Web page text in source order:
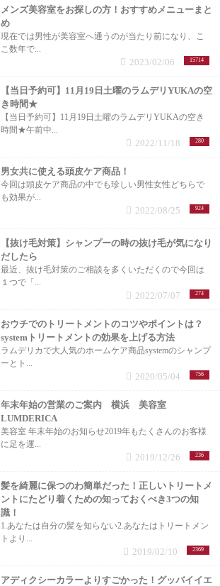
メンズ美容室をお探しの方！おすすめメニューまと
め
現在では男性が美容室へ通うのが当たり前になり、こ
こ数年で...
15714
2023/02/06
【当日予約可】11月19日土曜のラムデリYUKAの空
き時間★
【当日予約可】11月19日土曜のラムデリYUKAの空き
時間★午前中...
280
2022/11/18
男女共に使える頭皮ケア商品！
今回は頭皮ケア商品の中でも珍しい男性女性どちらで
も効果が...
924
2022/08/25
【抜け毛対策】シャンプーの時の抜け毛が気になり
だしたら
最近、抜け毛対策のご相談を多くいただくので今回は
１つで「...
274
2022/07/07
おウチでのトリートメントのコツやポイントは？
systemトリートメントの効果を上げる方法
ラムデリカで大人気のホームケア商品systemのシャンプ
ーとト...
756
2020/05/04
年末年始の営業のご案内 横浜 美容室
LUMDERICA
美容室 年末年始のお知らせ2019年もたくさんのお客様
に足を運...
236
2019/12/26
髪を綺麗に保つのわ簡単だった！正しいトリートメ
ントにたどり着くための知っておくべき3つの知
識！
1.あなたは自分の髪を知らない2.あなたはトリートメン
トより...
2369
2019/02/10
アディクシーカラーよりすごかった！グッバイイエ